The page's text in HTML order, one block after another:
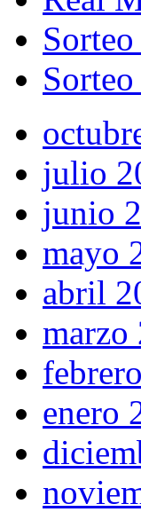
julio
junio
mayo
abril
marzo
enero